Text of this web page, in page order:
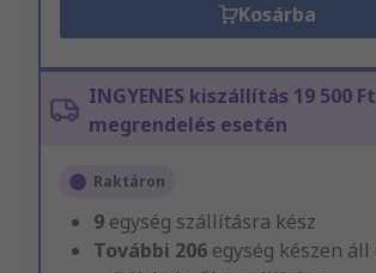
Kosárba
INGYENES kiszállítás 19 500
megrendelés esetén
Raktáron
9 egység szállításra kész
További 206 egység készen áll